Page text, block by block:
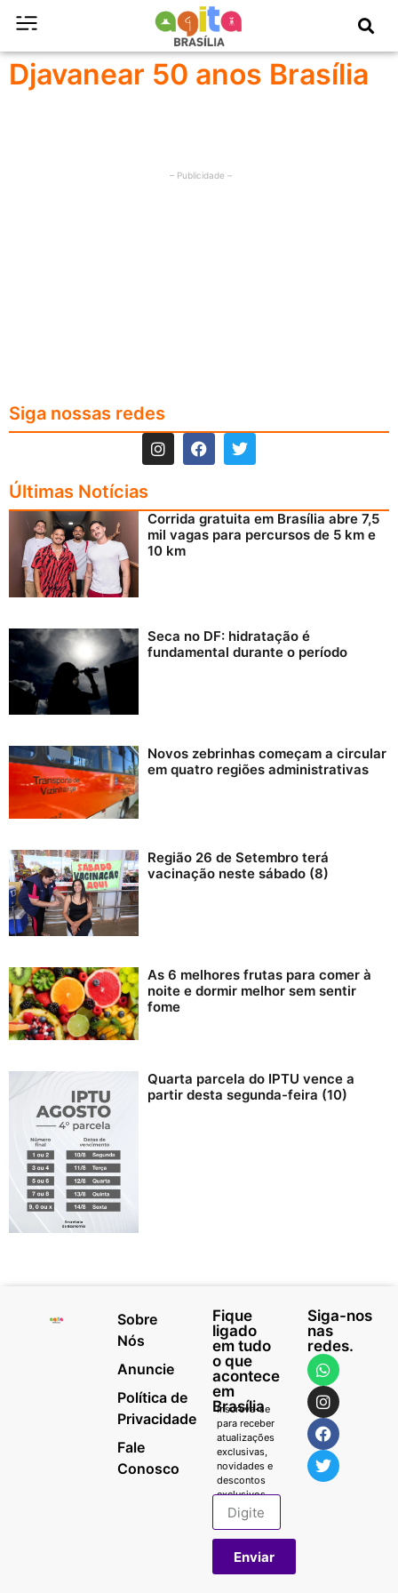
Djavanear 50 anos Brasília
– Publicidade –
Siga nossas redes
Últimas Notícias
Corrida gratuita em Brasília abre 7,5
mil vagas para percursos de 5 km e
10 km
Seca no DF: hidratação é
fundamental durante o período
Novos zebrinhas começam a circular
em quatro regiões administrativas
Região 26 de Setembro terá
vacinação neste sábado (8)
As 6 melhores frutas para comer à
noite e dormir melhor sem sentir
fome
Quarta parcela do IPTU vence a
partir desta segunda-feira (10)
Sobre
Nós
Anuncie
Política de
Privacidade
Fale
Conosco
Fique
ligado
em tudo
o que
acontece
em
Brasília
Inscreva-se
para receber
atualizações
exclusivas,
novidades e
descontos
exclusivos.
Enviar
Siga-nos
nas
redes.